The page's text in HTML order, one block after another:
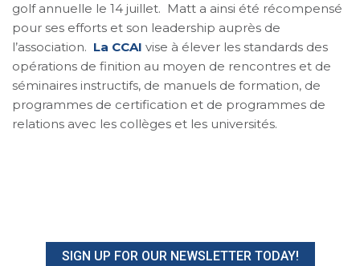
golf annuelle le 14 juillet. Matt a ainsi été récompensé
pour ses efforts et son leadership auprès de
l’association. La CCAI vise à élever les standards des
opérations de finition au moyen de rencontres et de
séminaires instructifs, de manuels de formation, de
programmes de certification et de programmes de
relations avec les collèges et les universités.
SIGN UP FOR OUR NEWSLETTER TODAY!